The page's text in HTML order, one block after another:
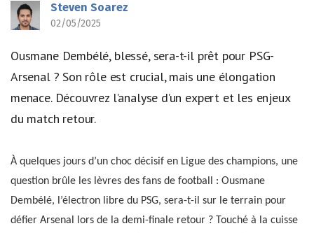
Steven Soarez
02/05/2025
Ousmane Dembélé, blessé, sera-t-il prêt pour PSG-
Arsenal ? Son rôle est crucial, mais une élongation
menace. Découvrez l’analyse d’un expert et les enjeux
du match retour.
À quelques jours d’un choc décisif en Ligue des champions, une
question brûle les lèvres des fans de football : Ousmane
Dembélé, l’électron libre du PSG, sera-t-il sur le terrain pour
défier Arsenal lors de la demi-finale retour ? Touché à la cuisse